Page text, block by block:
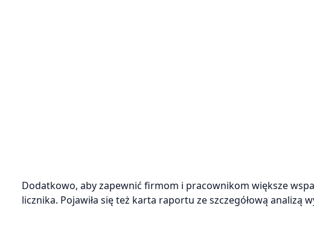
Dodatkowo, aby zapewnić firmom i pracownikom większe
licznika. Pojawiła się też karta raportu ze szczegółową